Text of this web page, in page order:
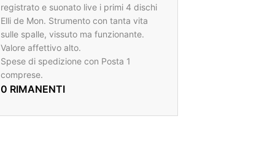
registrato e suonato live i primi 4 dischi
Elli de Mon. Strumento con tanta vita
sulle spalle, vissuto ma funzionante.
Valore affettivo alto.
Spese di spedizione con Posta 1
comprese.
0 RIMANENTI